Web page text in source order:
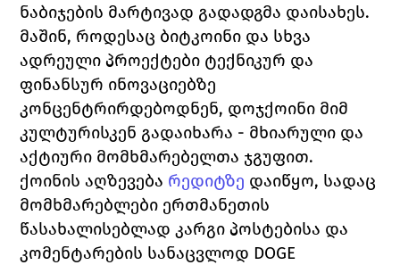
ნაბიჯების მარტივად გადადგმა დაისახეს.
მაშინ, როდესაც ბიტკოინი და სხვა
ადრეული პროექტები ტექნიკურ და
ფინანსურ ინოვაციებზე
კონცენტრირდებოდნენ, დოჯქოინი მიმ
კულტურისკენ გადაიხარა - მხიარული და
აქტიური მომხმარებელთა ჯგუფით.
ქოინის აღზევება რედიტზე დაიწყო, სადაც
მომხმარებლები ერთმანეთის
წასახალისებლად კარგი პოსტებისა და
კომენტარების სანაცვლოდ DOGE